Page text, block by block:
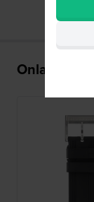
Onlangs